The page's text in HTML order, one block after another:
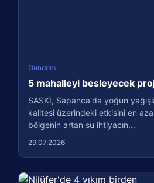
Gündem
5 mahalleyi besleyecek
SASKİ, Sapanca'da yoğun
kalitesi üzerindeki etkisini en
bölgenin artan su ihtiyacın...
29.07.2026